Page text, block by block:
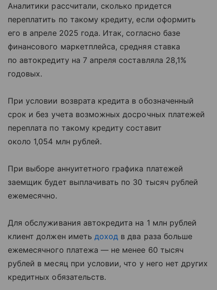
Аналитики рассчитали, сколько придется
переплатить по такому кредиту, если оформить
его в апреле 2025 года. Итак, согласно базе
финансового маркетплейса, средняя ставка
по автокредиту на 7 апреля составляла 28,1%
годовых.
При условии возврата кредита в обозначенный
срок и без учета возможных досрочных платежей
переплата по такому кредиту составит
около 1,054 млн рублей.
При выборе аннуитетного графика платежей
заемщик будет выплачивать по 30 тысяч рублей
ежемесячно.
Для обслуживания автокредита на 1 млн рублей
клиент должен иметь доход в два раза больше
ежемесячного платежа — не менее 60 тысяч
рублей в месяц при условии, что у него нет других
кредитных обязательств.